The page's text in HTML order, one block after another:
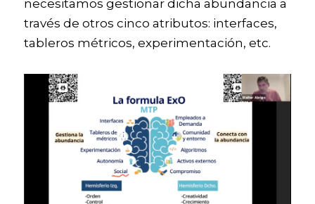
necesitamos gestionar dicha abundancia a
través de otros cinco atributos: interfaces,
tableros métricos, experimentación, etc.